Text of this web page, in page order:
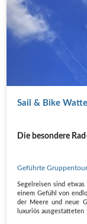
Sail & Bike
Die besondere
Geführte
Segelreisen sind
einem Gefühl von
der Meere und neue
luxuriös ausgestatteten